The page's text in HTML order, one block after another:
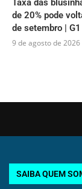
Taxa das
de 20% pode
de setembro | G1
9 de agosto de 2026
SAIBA QUEM